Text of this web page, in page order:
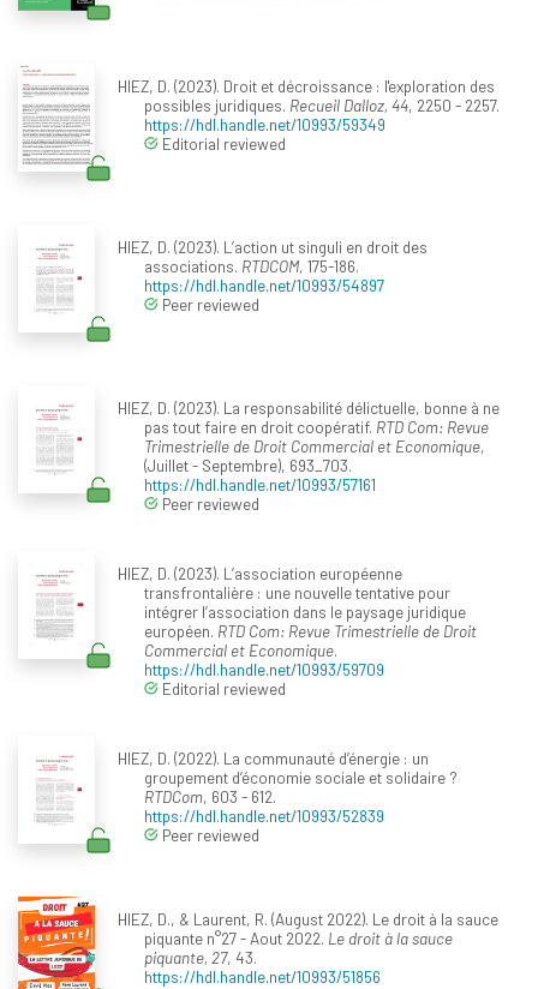
HIEZ, D. (2023). Droit et décroissance : l'exploration des
possibles juridiques. Recueil Dalloz, 44, 2250 - 2257.
https://hdl.handle.net/10993/59349
Editorial reviewed
HIEZ, D. (2023). L’action ut singuli en droit des
associations. RTDCOM, 175-186.
https://hdl.handle.net/10993/54897
Peer reviewed
HIEZ, D. (2023). La responsabilité délictuelle, bonne à ne
pas tout faire en droit coopératif. RTD Com: Revue
Trimestrielle de Droit Commercial et Economique,
(Juillet - Septembre), 693_703.
https://hdl.handle.net/10993/57161
Peer reviewed
HIEZ, D. (2023). L’association européenne
transfrontalière : une nouvelle tentative pour
intégrer l’association dans le paysage juridique
européen. RTD Com: Revue Trimestrielle de Droit
Commercial et Economique.
https://hdl.handle.net/10993/59709
Editorial reviewed
HIEZ, D. (2022). La communauté d’énergie : un
groupement d’économie sociale et solidaire ?
RTDCom, 603 - 612.
https://hdl.handle.net/10993/52839
Peer reviewed
HIEZ, D., & Laurent, R. (August 2022). Le droit à la sauce
piquante n°27 - Aout 2022. Le droit à la sauce
piquante, 27, 43.
https://hdl.handle.net/10993/51856